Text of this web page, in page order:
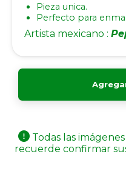
Pieza unica.
Perfecto para
Artista mexicano :
Todas las
recuerde confirmar